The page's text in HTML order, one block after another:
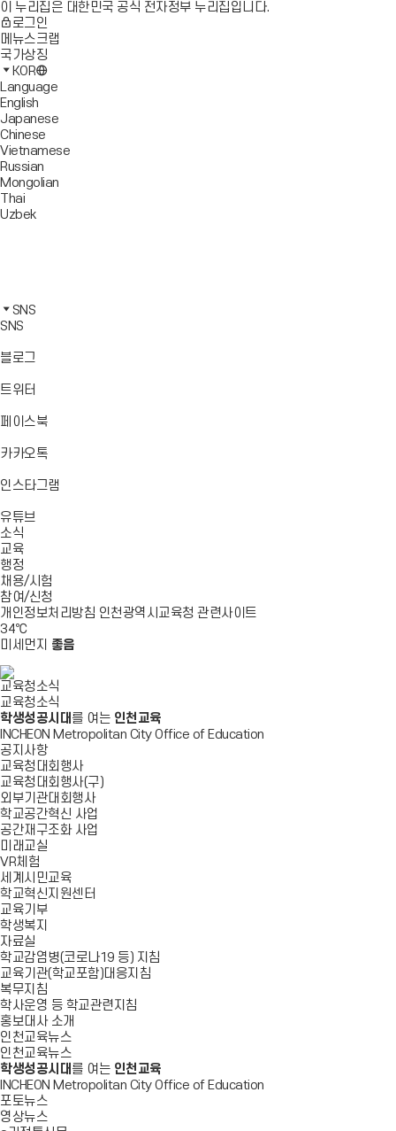
이 누리집은 대한민국 공식 전자정부 누리집입니다.
로그인
메뉴스크랩
국가상징
KOR
Language
English
Japanese
Chinese
Vietnamese
Russian
Mongolian
Thai
Uzbek
가
기
로
가
북
바
가
타
그
바
가
카
오
바
가
SNS
SNS
블로그
트위터
가
페이스북바
가
카카오톡바
가
인스타그램
유튜브
소식
교육
행정
채용/시험
참여/신청
개인정보처리방침 인천광역시교육청 관련사이트
34℃
미세먼지 좋음
교육청소식
교육청소식
학생성공시대 를 여는 인천교육
INCHEON Metropolitan City Office of Education
공지사항
교육청대회행사
교육청대회행사(구)
외부기관대회행사
학교공간혁신 사업
공간재구조화 사업
미래교실
VR체험
세계시민교육
학교혁신지원센터
교육기부
학생복지
자료실
학교감염병(코로나19 등) 지침
교육기관(학교포함)대응지침
복무지침
학사운영 등 학교관련지침
홍보대사 소개
인천교육뉴스
인천교육뉴스
학생성공시대 를 여는 인천교육
INCHEON Metropolitan City Office of Education
포토뉴스
영상뉴스